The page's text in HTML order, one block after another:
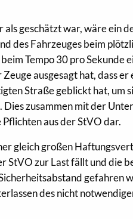
geschätzt war, wäre ein
des Fahrzeuges beim
Tempo 30 pro Sekunde
ausgesagt hat, dass er
Straße geblickt hat, um
zusammen mit der
aus der StVO dar.
gleich großen
StVO zur Last fällt und die
gefahren
des nicht